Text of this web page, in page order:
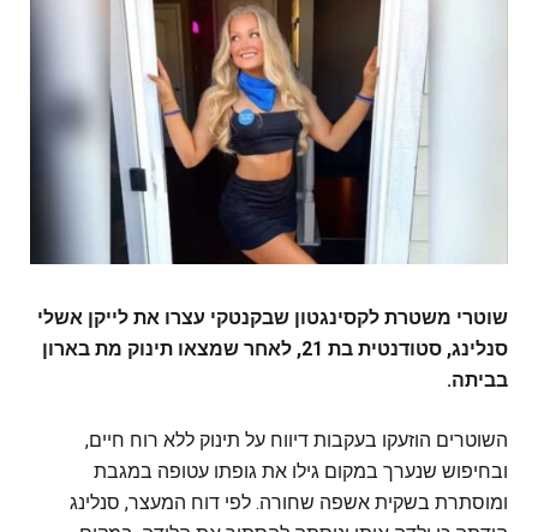
שוטרי משטרת לקסינגטון שבקנטקי עצרו את לייקן אשלי
סנלינג, סטודנטית בת 21, לאחר שמצאו תינוק מת בארון
בביתה.
השוטרים הוזעקו בעקבות דיווח על תינוק ללא רוח חיים,
ובחיפוש שנערך במקום גילו את גופתו עטופה במגבת
ומוסתרת בשקית אשפה שחורה. לפי דוח המעצר, סנלינג